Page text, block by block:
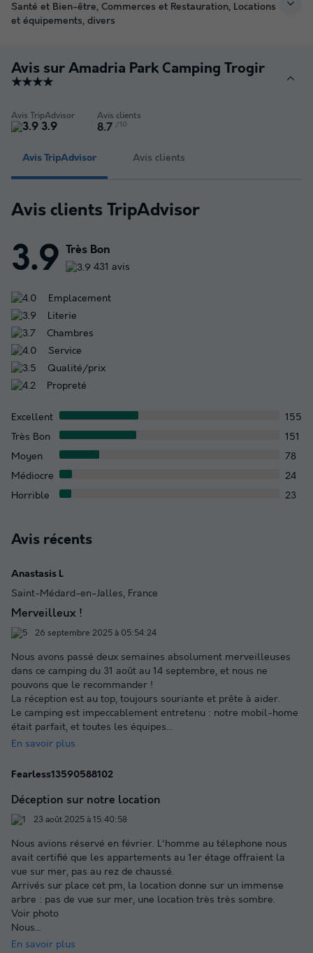
Santé et Bien-être, Commerces et Restauration, Locations
et équipements, divers
Avis sur Amadria Park Camping Trogir
★★★★
Avis TripAdvisor
3.9
Avis clients
8.7 /10
Avis TripAdvisor Avis clients
Avis clients TripAdvisor
3.9 Très Bon
431 avis
Emplacement
Literie
Chambres
Service
Qualité/prix
Propreté
Excellent
155
Très Bon
151
Moyen
78
Médiocre
24
Horrible
23
Avis récents
Anastasis L
Saint-Médard-en-Jalles, France
Merveilleux !
26 septembre 2025 à 05:54:24
Nous avons passé deux semaines absolument merveilleuses
dans ce camping du 31 août au 14 septembre, et nous ne
pouvons que le recommander !
La réception est au top, toujours souriante et prête à aider.
Le camping est impeccablement entretenu : notre mobil-home
était parfait, et toutes les équipes...
En savoir plus
Fearless13590588102
Déception sur notre location
23 août 2025 à 15:40:58
Nous avions réservé en février. L'homme au télephone nous
avait certifié que les appartements au 1er étage offraient la
vue sur mer, pas au rez de chaussé.
Arrivés sur place cet pm, la location donne sur un immense
arbre : pas de vue sur mer, une location très très sombre.
Voir photo
Nous...
En savoir plus